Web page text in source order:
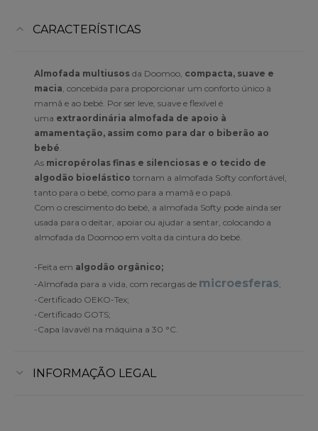
CARACTERÍSTICAS
Almofada multiusos da Doomoo, compacta, suave e
macia, concebida para proporcionar um conforto único à
mamã e ao bebé. Por ser leve, suave e flexível é
uma extraordinária almofada de apoio à
amamentação, assim como para dar o biberão ao
bebé.
As micropérolas finas e silenciosas e o tecido de
algodão bioelástico tornam a almofada Softy confortável,
tanto para o bebé, como para a mamã e o papá.
Com o crescimento do bebé, a almofada Softy pode ainda ser
usada para o deitar, apoiar ou ajudar a sentar, colocando a
almofada da Doomoo em volta da cintura do bebé.
-Feita em algodão orgânico;
-Almofada para a vida, com recargas de microesferas;
-Certificado OEKO-Tex;
-Certificado GOTS;
-Capa lavavél na máquina a 30 °C.
INFORMAÇÃO LEGAL